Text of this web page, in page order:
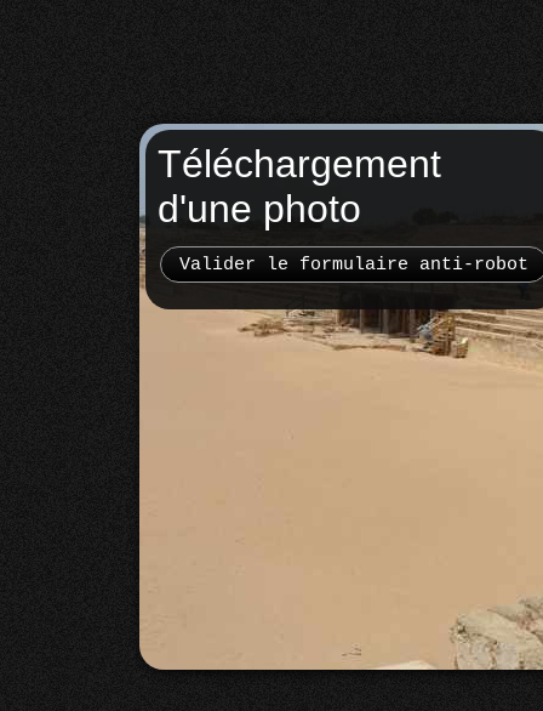
Téléchargement
d'une photo